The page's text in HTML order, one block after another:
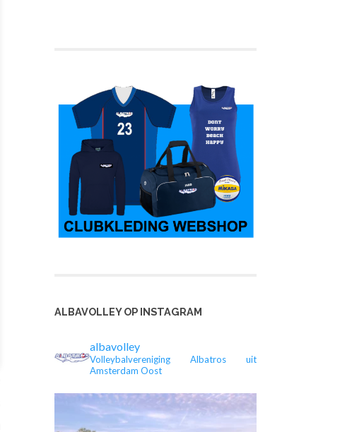
ALBAVOLLEY OP INSTAGRAM
albavolley
Volleybalvereniging Albatros uit
Amsterdam Oost